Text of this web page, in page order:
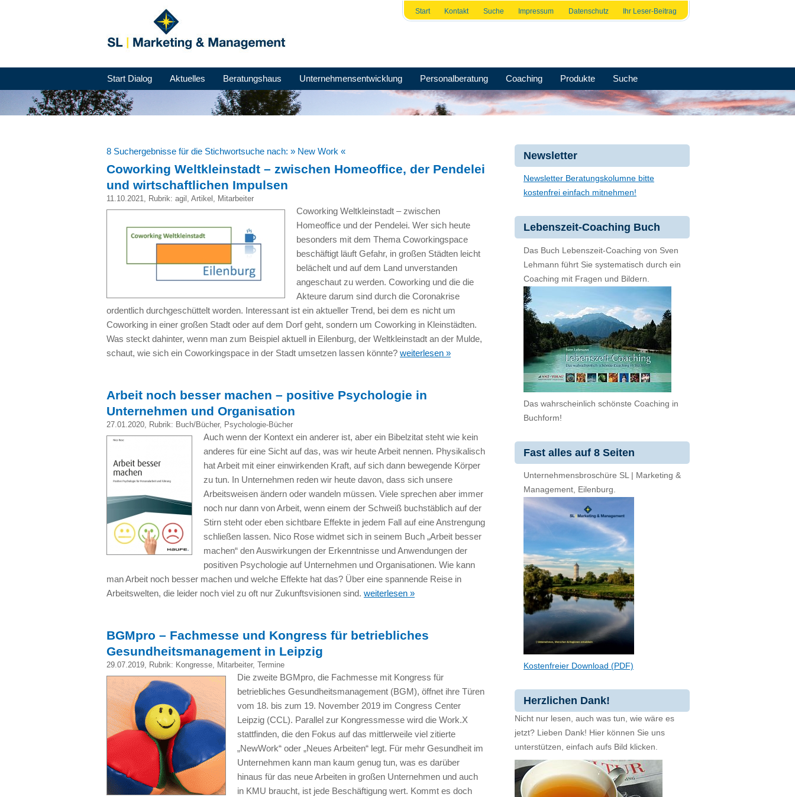
Start Kontakt Suche Impressum Datenschutz Ihr Leser-Beitrag
Start Dialog Aktuelles Beratungshaus Unternehmensentwicklung Personalberatung Coaching Produkte Suche
8 Suchergebnisse für die Stichwortsuche nach: » New Work «
Coworking Weltkleinstadt – zwischen Homeoffice, der Pendelei
und wirtschaftlichen Impulsen
11.10.2021, Rubrik: agil , Artikel , Mitarbeiter
Coworking Weltkleinstadt – zwischen
Homeoffice und der Pendelei. Wer sich heute
besonders mit dem Thema Coworkingspace
beschäftigt läuft Gefahr, in großen Städten leicht
belächelt und auf dem Land unverstanden
angeschaut zu werden. Coworking und die die
Akteure darum sind durch die Coronakrise
ordentlich durchgeschüttelt worden. Interessant ist ein aktueller Trend, bei dem es nicht um
Coworking in einer großen Stadt oder auf dem Dorf geht, sondern um Coworking in Kleinstädten.
Was steckt dahinter, wenn man zum Beispiel aktuell in Eilenburg, der Weltkleinstadt an der Mulde,
schaut, wie sich ein Coworkingspace in der Stadt umsetzen lassen könnte? weiterlesen »
Arbeit noch besser machen – positive Psychologie in
Unternehmen und Organisation
27.01.2020, Rubrik: Buch/Bücher, Psychologie-Bücher
Auch wenn der Kontext ein anderer ist, aber ein Bibelzitat steht wie kein
anderes für eine Sicht auf das, was wir heute Arbeit nennen. Physikalisch
hat Arbeit mit einer einwirkenden Kraft, auf sich dann bewegende Körper
zu tun. In Unternehmen reden wir heute davon, dass sich unsere
Arbeitsweisen ändern oder wandeln müssen. Viele sprechen aber immer
noch nur dann von Arbeit, wenn einem der Schweiß buchstäblich auf der
Stirn steht oder eben sichtbare Effekte in jedem Fall auf eine Anstrengung
schließen lassen. Nico Rose widmet sich in seinem Buch „Arbeit besser
machen“ den Auswirkungen der Erkenntnisse und Anwendungen der
positiven Psychologie auf Unternehmen und Organisationen. Wie kann
man Arbeit noch besser machen und welche Effekte hat das? Über eine spannende Reise in
Arbeitswelten, die leider noch viel zu oft nur Zukunftsvisionen sind. weiterlesen »
BGMpro – Fachmesse und Kongress für betriebliches
Gesundheitsmanagement in Leipzig
29.07.2019, Rubrik: Kongresse, Mitarbeiter, Termine
Die zweite BGMpro, die Fachmesse mit Kongress für
betriebliches Gesundheitsmanagement (BGM), öffnet ihre Türen
vom 18. bis zum 19. November 2019 im Congress Center
Leipzig (CCL). Parallel zur Kongressmesse wird die Work.X
stattfinden, die den Fokus auf das mittlerweile viel zitierte
„NewWork“ oder „Neues Arbeiten“ legt. Für mehr Gesundheit im
Unternehmen kann man kaum genug tun, was es darüber
hinaus für das neue Arbeiten in großen Unternehmen und auch
in KMU braucht, ist jede Beschäftigung wert. Kommt es doch
Newsletter
Newsletter Beratungskolumne bitte
kostenfrei einfach mitnehmen!
Lebenszeit-Coaching Buch
Das Buch Lebenszeit-Coaching von Sven
Lehmann führt Sie systematisch durch ein
Coaching mit Fragen und Bildern.
Das wahrscheinlich schönste Coaching in
Buchform!
Fast alles auf 8 Seiten
Unternehmensbroschüre SL | Marketing &
Management, Eilenburg.
Kostenfreier Download (PDF)
Herzlichen Dank!
Nicht nur lesen, auch was tun, wie wäre es
jetzt? Lieben Dank! Hier können Sie uns
unterstützen, einfach aufs Bild klicken.